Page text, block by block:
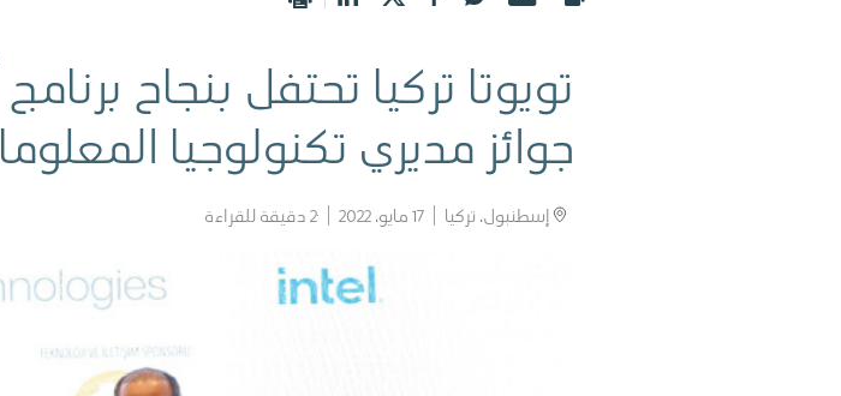
تويوتا تركيا تحتفل بنجاح
جوائز مديري تكنولوجيا
إسطنبول، تركيا 17 مايو، 2022 2دقيقة للقراءة